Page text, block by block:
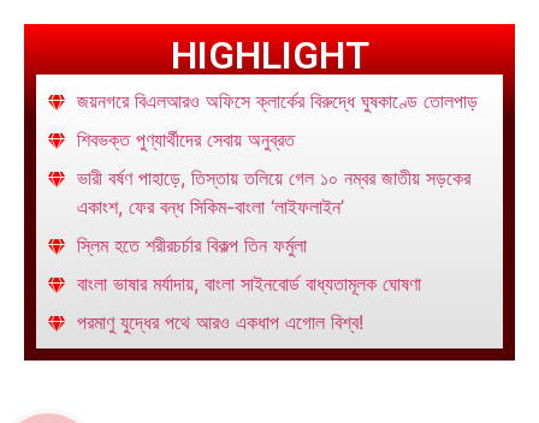
HIGHLIGHT
জয়নগরে বিএলআরও অফিসে ক্লার্কের বিরুদ্ধে ঘুষকাণ্ডে তোলপাড়
শিবভক্ত পুণ্যার্থীদের সেবায় অনুব্রত
ভারী বর্ষণ পাহাড়ে, তিস্তায় তলিয়ে গেল ১০ নম্বর জাতীয় সড়কের
একাংশ, ফের বন্ধ সিকিম-বাংলা ‘লাইফলাইন’
স্লিম হতে শরীরচর্চার বিকল্প তিন ফর্মুলা
বাংলা ভাষার মর্যাদায়, বাংলা সাইনবোর্ড বাধ্যতামূলক ঘোষণা
পরমাণু যুদ্ধের পথে আরও একধাপ এগোল বিশ্ব!